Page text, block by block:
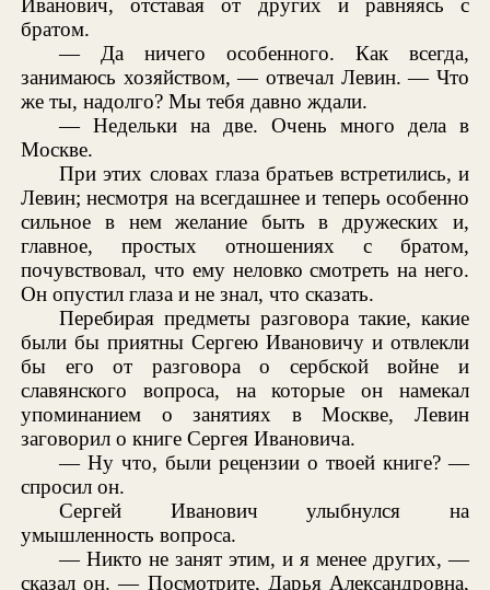
Иванович, отставая от других и равняясь с
братом.
— Да ничего особенного. Как всегда,
занимаюсь хозяйством, — отвечал Левин. — Что
же ты, надолго? Мы тебя давно ждали.
— Недельки на две. Очень много дела в
Москве.
При этих словах глаза братьев встретились, и
Левин; несмотря на всегдашнее и теперь особенно
сильное в нем желание быть в дружеских и,
главное, простых отношениях с братом,
почувствовал, что ему неловко смотреть на него.
Он опустил глаза и не знал, что сказать.
Перебирая предметы разговора такие, какие
были бы приятны Сергею Ивановичу и отвлекли
бы его от разговора о сербской войне и
славянского вопроса, на которые он намекал
упоминанием о занятиях в Москве, Левин
заговорил о книге Сергея Ивановича.
— Ну что, были рецензии о твоей книге? —
спросил он.
Сергей Иванович улыбнулся на
умышленность вопроса.
— Никто не занят этим, и я менее других, —
сказал он. — Посмотрите, Дарья Александровна,